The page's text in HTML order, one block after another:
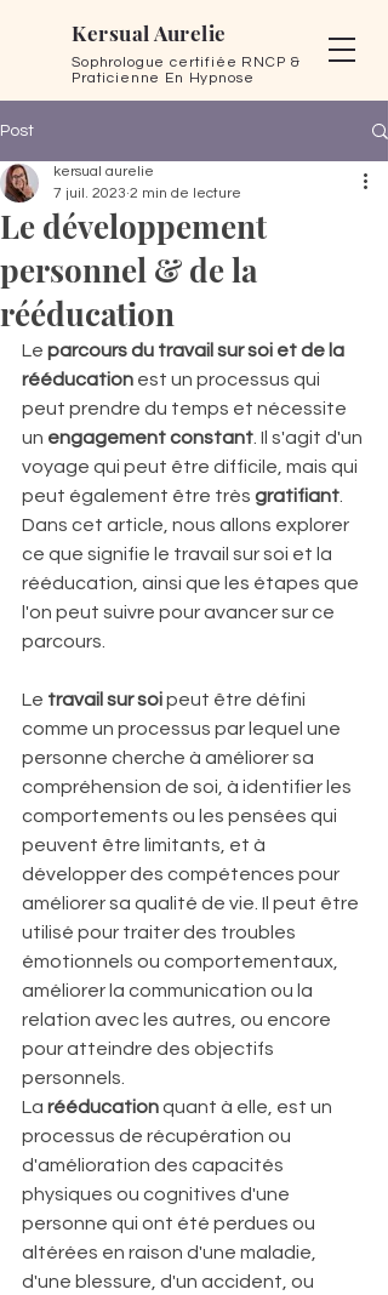
Sophrologue certifiée RNCP &
Praticienne En Hypnose
Kersual Aurelie
Post
Le développement
personnel & de la
rééducation
kersual aurelie
7 juil. 2023 2 min de lecture
Le parcours du travail sur soi et de la
rééducation est un processus qui
peut prendre du temps et nécessite
un engagement constant . Il s'agit d'un
voyage qui peut être difficile, mais qui
peut également être très gratifiant
Dans cet article, nous allons explorer
ce que signifie le travail sur soi et la
rééducation, ainsi que les étapes que
l'on peut suivre pour avancer sur ce
parcours.
Le travail sur soi peut être défini
comme un processus par lequel une
personne cherche à améliorer sa
compréhension de soi, à identifier les
comportements ou les pensées qui
peuvent être limitants, et à
développer des compétences pour
améliorer sa qualité de vie. Il peut être
utilisé pour traiter des troubles
émotionnels ou comportementaux,
améliorer la communication ou la
relation avec les autres, ou encore
pour atteindre des objectifs
personnels.
La rééducation quant à elle, est un
processus de récupération ou
d'amélioration des capacités
physiques ou cognitives d'une
personne qui ont été perdues ou
altérées en raison d'une maladie,
d'une blessure, d'un accident, ou